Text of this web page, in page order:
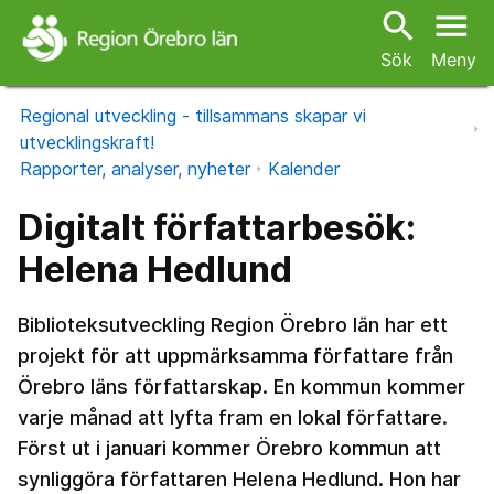
search
Sök
menu
Meny
Regional utveckling - tillsammans skapar vi
utvecklingskraft!
Rapporter, analyser, nyheter
Kalender
Digitalt författarbesök:
Helena Hedlund
Biblioteksutveckling Region Örebro län har ett
projekt för att uppmärksamma författare från
Örebro läns författarskap. En kommun kommer
varje månad att lyfta fram en lokal författare.
Först ut i januari kommer Örebro kommun att
synliggöra författaren Helena Hedlund. Hon har